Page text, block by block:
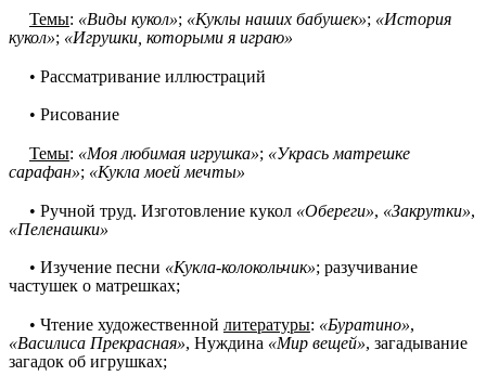
Темы: «Виды кукол»; «Куклы наших бабушек»; «История
кукол»; «Игрушки, которыми я играю»
• Рассматривание иллюстраций
• Рисование
Темы: «Моя любимая игрушка»; «Укрась матрешке
сарафан»; «Кукла моей мечты»
• Ручной труд. Изготовление кукол «Обереги», «Закрутки»,
«Пеленашки»
• Изучение песни «Кукла-колокольчик»; разучивание
частушек о матрешках;
• Чтение художественной литературы: «Буратино»,
«Василиса Прекрасная», Нуждина «Мир вещей», загадывание
загадок об игрушках;